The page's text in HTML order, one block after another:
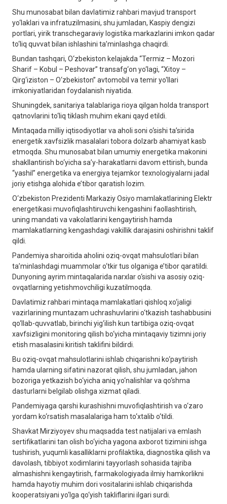
Shu munosabat bilan davlatimiz rahbari mavjud transport
yo‘laklari va infratuzilmasini, shu jumladan, Kaspiy dengizi
portlari, yirik transchegaraviy logistika markazlarini imkon qadar
to‘liq quvvat bilan ishlashini ta’minlashga chaqirdi.
Bundan tashqari, O‘zbekiston kelajakda “Termiz – Mozori
Sharif – Kobul – Peshovar” transafg‘on yo‘lagi, “Xitoy –
Qirg‘iziston – O‘zbekiston” avtomobil va temir yo‘llari
imkoniyatlaridan foydalanish niyatida.
Shuningdek, sanitariya talablariga rioya qilgan holda transport
qatnovlarini to‘liq tiklash muhim ekani qayd etildi.
Mintaqada milliy iqtisodiyotlar va aholi soni o‘sishi ta’sirida
energetik xavfsizlik masalalari tobora dolzarb ahamiyat kasb
etmoqda. Shu munosabat bilan umumiy energetika makonini
shakllantirish bo‘yicha sa’y-harakatlarni davom ettirish, bunda
“yashil” energetika va energiya tejamkor texnologiyalarni jadal
joriy etishga alohida e’tibor qaratish lozim.
O‘zbekiston Prezidenti Markaziy Osiyo mamlakatlarining Elektr
energetikasi muvofiqlashtiruvchi kengashini faollashtirish,
uning mandati va vakolatlarini kengaytirish hamda
mamlakatlarning kengashdagi vakillik darajasini oshirishni taklif
qildi.
Pandemiya sharoitida aholini oziq-ovqat mahsulotlari bilan
ta’minlashdagi muammolar o‘tkir tus olganiga e’tibor qaratildi.
Dunyoning ayrim mintaqalarida narxlar o‘sishi va asosiy oziq-
ovqatlarning yetishmovchiligi kuzatilmoqda.
Davlatimiz rahbari mintaqa mamlakatlari qishloq xo‘jaligi
vazirlarining muntazam uchrashuvlarini o‘tkazish tashabbusini
qo‘llab-quvvatlab, birinchi yig‘ilish kun tartibiga oziq-ovqat
xavfsizligini monitoring qilish bo‘yicha mintaqaviy tizimni joriy
etish masalasini kiritish taklifini bildirdi.
Bu oziq-ovqat mahsulotlarini ishlab chiqarishni ko‘paytirish
hamda ularning sifatini nazorat qilish, shu jumladan, jahon
bozoriga yetkazish bo‘yicha aniq yo‘nalishlar va qo‘shma
dasturlarni belgilab olishga xizmat qiladi.
Pandemiyaga qarshi kurashishni muvofiqlashtirish va o‘zaro
yordam ko‘rsatish masalalariga ham to‘xtalib o‘tildi.
Shavkat Mirziyoyev shu maqsadda test natijalari va emlash
sertifikatlarini tan olish bo‘yicha yagona axborot tizimini ishga
tushirish, yuqumli kasalliklarni profilaktika, diagnostika qilish va
davolash, tibbiyot xodimlarini tayyorlash sohasida tajriba
almashishni kengaytirish, farmakologiyada ilmiy hamkorlikni
hamda hayotiy muhim dori vositalarini ishlab chiqarishda
kooperatsiyani yo‘lga qo‘yish takliflarini ilgari surdi.